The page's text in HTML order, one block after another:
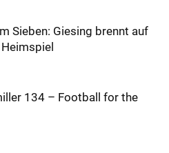
Sieben: Giesing brennt auf
134 – Football for the